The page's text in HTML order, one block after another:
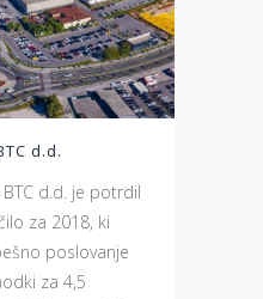
d.d.
d.d. je potrdil
za 2018, ki
poslovanje
za 4,5